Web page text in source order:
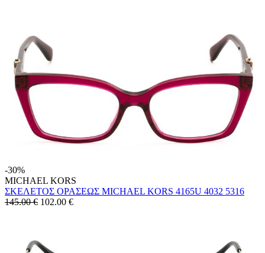
-30%
MICHAEL KORS
ΣΚΕΛΕΤΟΣ ΟΡΑΣΕΩΣ MICHAEL KORS 4165U 4032 5316
145.00 € 102.00 €